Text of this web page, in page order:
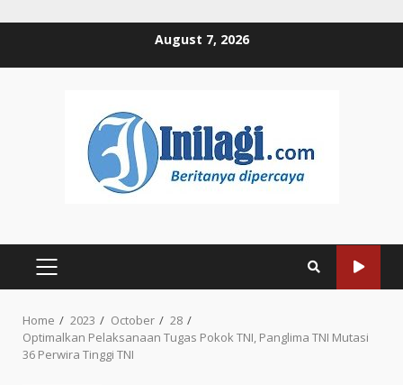
August 7, 2026
PRIMARY
Home 2023 October
28
Optimalkan Pelaksanaan Tugas Pokok TNI, Panglima TNI Mutasi
36 Perwira Tinggi TNI